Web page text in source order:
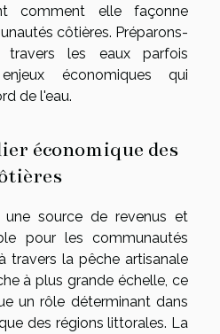
comment elle façonne
côtières. Préparons-
les eaux parfois
économiques qui
de l'eau.
économique des
une source de revenus et
pour les communautés
travers la pêche artisanale
à plus grande échelle, ce
un rôle déterminant dans
des régions littorales. La